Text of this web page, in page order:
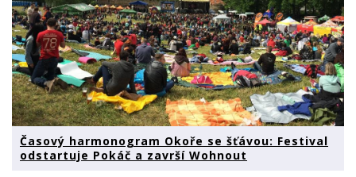
Časový harmonogram Okoře se šťávou: Festival
odstartuje Pokáč a završí Wohnout